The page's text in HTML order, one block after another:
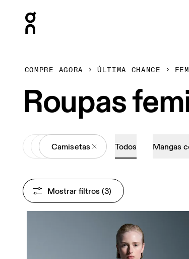
COMPRE AGORA ÚLTIMA CHANCE
Roupas
All Roupas
Camisetas Todos Mangas
Mostrar filtros (3)